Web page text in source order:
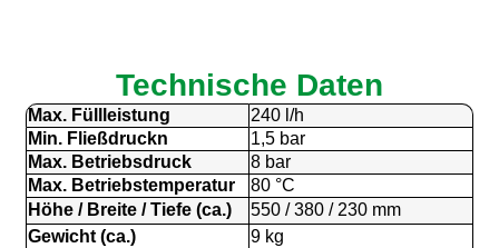
r
h
e
i
t
s
p
Technische Daten
Max. Füllleistung
240 l/h
Min. Fließdruckn
1,5 bar
Max. Betriebsdruck
8 bar
Max. Betriebstemperatur
80 °C
Höhe / Breite / Tiefe (ca.)
550 / 380 / 230 mm
Gewicht (ca.)
9 kg